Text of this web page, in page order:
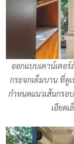
ออกแบบเคาน์เตอร์
กระจกเต็มบาน ที่ดู
กำหนดแนวเส้นกรอ
เอียด